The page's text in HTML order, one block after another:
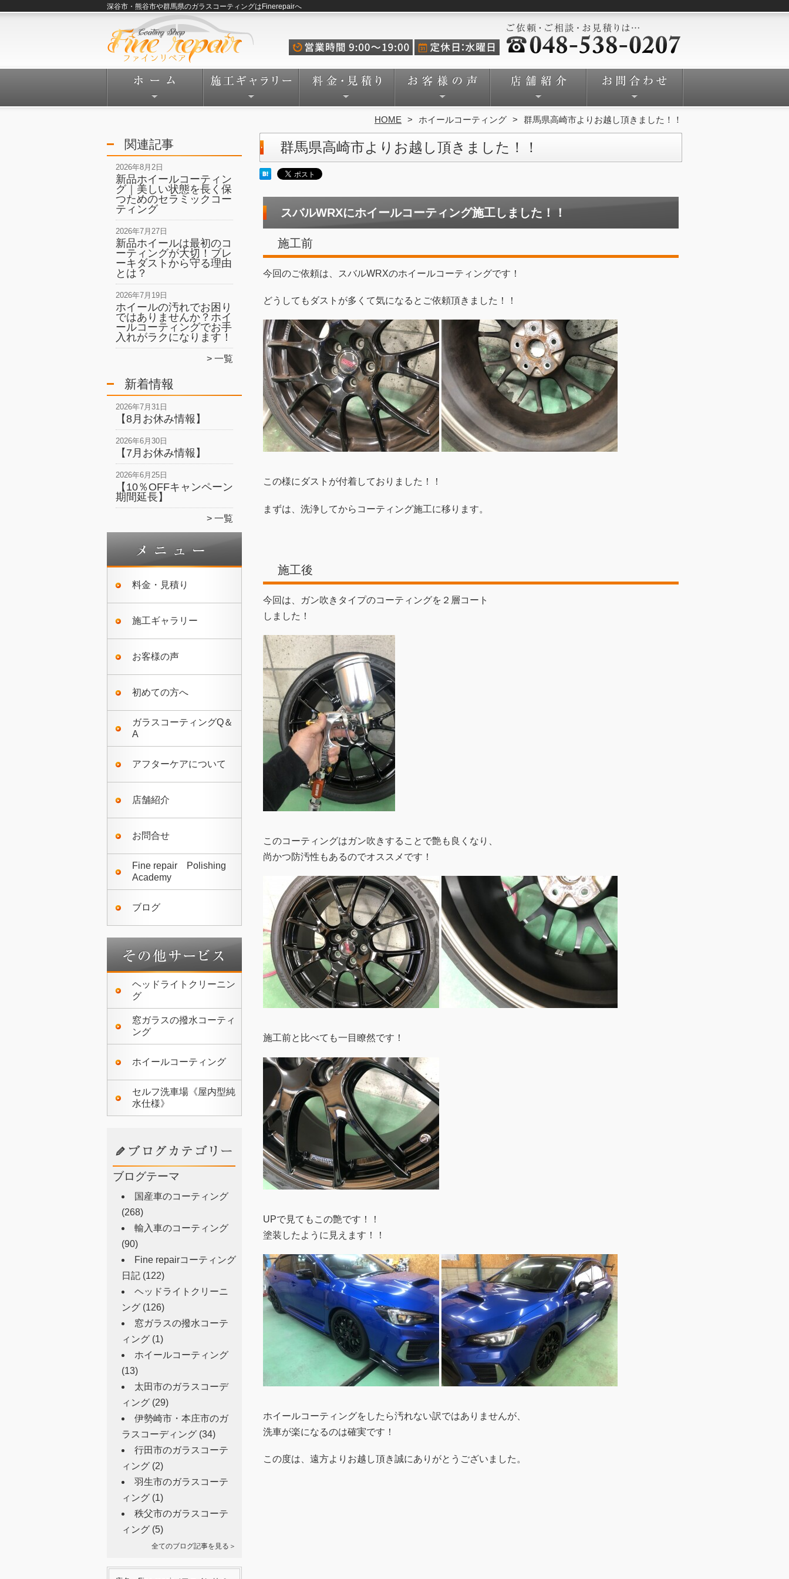
深谷市・熊谷市や群馬県のガラスコーティングはFinerepairへ
HOME ホイールコーティング 群馬県高崎市よりお越し頂きました！！
関連記事
2026年8月2日
新品ホイールコーティン
グ｜美しい状態を長く保
つためのセラミックコー
ティング
2026年7月27日
新品ホイールは最初のコ
ーティングが大切！ブレ
ーキダストから守る理由
とは？
2026年7月19日
ホイールの汚れでお困り
ではありませんか？ホイ
ールコーティングでお手
入れがラクになります！
一覧
新着情報
2026年7月31日
【8月お休み情報】
2026年6月30日
【7月お休み情報】
2026年6月25日
【10％OFFキャンペーン
期間延長】
一覧
料金・見積り
施工ギャラリー
お客様の声
初めての方へ
ガラスコーティングQ＆
A
アフターケアについて
店舗紹介
お問合せ
Fine repair Polishing
Academy
ブログ
ヘッドライトクリーニン
グ
窓ガラスの撥水コーティ
ング
ホイールコーティング
セルフ洗車場《屋内型純
水仕様》
ブログテーマ
国産車のコーティング
(268)
輸入車のコーティング
(90)
Fine repairコーティング
日記 (122)
ヘッドライトクリーニ
ング (126)
窓ガラスの撥水コーテ
ィング (1)
ホイールコーティング
(13)
太田市のガラスコーデ
ィング (29)
伊勢崎市・本庄市のガ
ラスコーディング (34)
行田市のガラスコーテ
ィング (2)
羽生市のガラスコーテ
ィング (1)
秩父市のガラスコーテ
ィング (5)
全てのブログ記事を見る＞
群馬県高崎市よりお越し頂きました！！
スバルWRXにホイールコーティング施工しました！！
施工前
今回のご依頼は、スバルWRXのホイールコーティングです！
どうしてもダストが多くて気になるとご依頼頂きました！！
この様にダストが付着しておりました！！
まずは、洗浄してからコーティング施工に移ります。
施工後
今回は、ガン吹きタイプのコーティングを２層コート
しました！
このコーティングはガン吹きすることで艶も良くなり、
尚かつ防汚性もあるのでオススメです！
施工前と比べても一目瞭然です！
UPで見てもこの艶です！！
塗装したように見えます！！
ホイールコーティングをしたら汚れない訳ではありませんが、
洗車が楽になるのは確実です！
この度は、遠方よりお越し頂き誠にありがとうございました。